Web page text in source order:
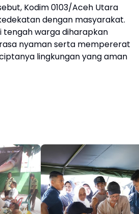
Kodim 0103/Aceh Utara
dengan masyarakat.
tengah warga diharapkan
nyaman serta mempererat
lingkungan yang aman